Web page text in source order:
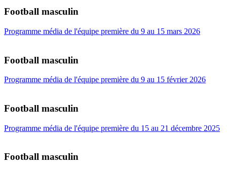
Football masculin
Programme média de l'équipe première du 9 au 15 mars 2026
Football masculin
Programme média de l'équipe première du 9 au 15 février 2026
Football masculin
Programme média de l'équipe première du 15 au 21 décembre 2025
Football masculin